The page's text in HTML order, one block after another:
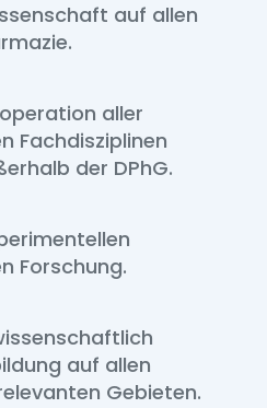
auf allen
aller
Fachdisziplinen
der DPhG.
Forschung.
auf allen
Gebieten.